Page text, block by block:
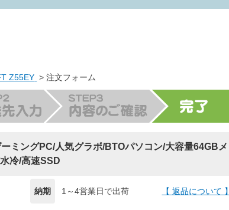
Z55EY > 注文フォーム
ミングPC/人気グラボ/BTOパソコン/大容量64GBメ
冷/高速SSD
納期 1～4営業日で出荷 【 返品について 】